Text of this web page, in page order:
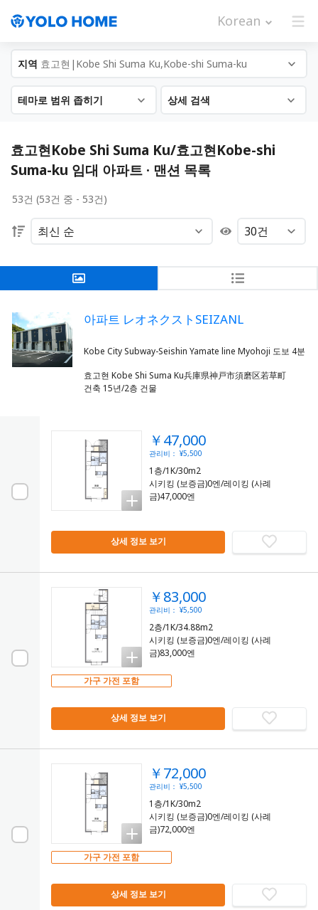
Korean
지역 효고현|Kobe Shi Suma Ku,Kobe-shi Suma-ku
테마로 범위 좁히기 상세 검색
효고현Kobe Shi Suma Ku/효고현Kobe-shi
Suma-ku 임대 아파트 · 맨션 목록
53건 (53건 중 - 53건)
아파트 レオネクストSEIZANL
효고현 Kobe Shi Suma Ku兵庫県神戸市須磨区若草町
건축 15년/2층 건물
￥47,000
관리비： ¥5,500
1층/1K/30m2
시키킹 (보증금)0엔/레이킹 (사례
금)47,000엔
상세 정보 보기
￥83,000
관리비： ¥5,500
2층/1K/34.88m2
시키킹 (보증금)0엔/레이킹 (사례
금)83,000엔
가구 가전 포함
상세 정보 보기
￥72,000
관리비： ¥5,500
1층/1K/30m2
시키킹 (보증금)0엔/레이킹 (사례
금)72,000엔
가구 가전 포함
상세 정보 보기